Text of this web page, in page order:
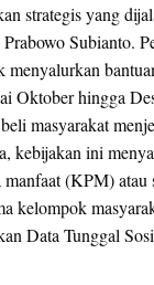
strategis yang
Subianto.
menyalurkan
Oktober hingga
masyarakat
kebijakan ini
manfaat (KPM)
kelompok
Data Tunggal